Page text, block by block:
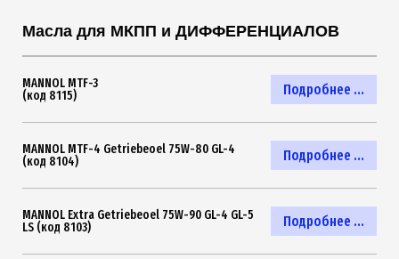
Масла для МКПП и ДИФФЕРЕНЦИАЛОВ
Подробнее ...
MANNOL MTF-3
(код 8115)
Подробнее ...
MANNOL MTF-4 Getriebeoel 75W-80 GL-4
(код 8104)
Подробнее ...
MANNOL Extra Getriebeoel 75W-90 GL-4 GL-5
LS (код 8103)